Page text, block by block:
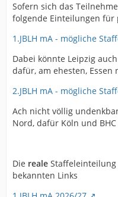
Sofern sich das
folgende Einteilungen für
1.JBLH mA - mögliche
Dabei könnte Leipzig
dafür, am ehesten, Essen
2.JBLH mA - mögliche
Ach nicht völlig
Nord, dafür Köln und
Die reale
bekannten Links